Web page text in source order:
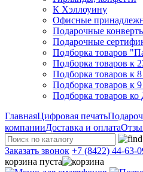
К Хэллоуину
Офисные
Подарочные
Подарочные
Подборка товаров
Подборка товаров к
Подборка товаров к 8
Подборка товаров к
Подборка товаров
ГлавнаяЦифровая печать
компанииДоставка и оплата
Заказать звонок +7 (8422) 44-63-
корзина пуста